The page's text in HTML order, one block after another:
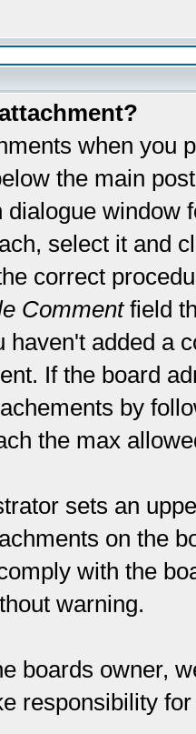
when you
the main
dialogue window
select it and
correct
Commentfield
haven't added a
If the board
by
the max
sets an
on the
with the
warning.
boards owner,
responsibility